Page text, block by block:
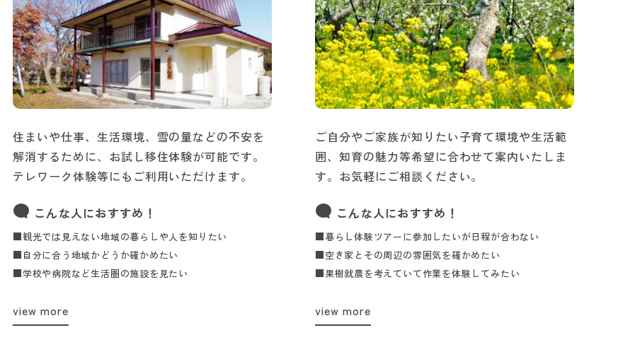
住まいや仕事、生活環境、雪の量などの不安を
解消するために、お試し移住体験が可能です。
テレワーク体験等にもご利用いただけます。
こんな人におすすめ！
■観光では見えない地域の暮らしや人を知りたい
■自分に合う地域かどうか確かめたい
■学校や病院など生活圏の施設を見たい
view more
ご自分やご家族が知りたい子育て環境や生活範
囲、知育の魅力等希望に合わせて案内いたしま
す。お気軽にご相談ください。
こんな人におすすめ！
■暮らし体験ツアーに参加したいが日程が合わない
■空き家とその周辺の雰囲気を確かめたい
■果樹就農を考えていて作業を体験してみたい
view more